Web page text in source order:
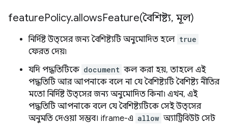
featurePolicy.allowsFeature(বৈশিষ্ট্য, মূল)
নির্দিষ্ট উত্সের জন্য বৈশিষ্ট্যটি অনুমোদিত হলে true
ফেরত দেয়৷
যদি পদ্ধতিটিকে document কল করা হয়, তাহলে এই
পদ্ধতিটি আর আপনাকে বলে না যে বৈশিষ্ট্যটি বৈশিষ্ট্য নীতির
মতো নির্দিষ্ট উত্সের জন্য অনুমোদিত কিনা৷ এখন, এই
পদ্ধতিটি আপনাকে বলে যে বৈশিষ্ট্যটিকে সেই উত্সের
অনুমতি দেওয়া সম্ভব। iframe-এ allow অ্যাট্রিবিউট সেট